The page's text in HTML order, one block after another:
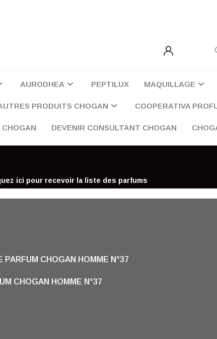
AURODHEA PEPTILUX MAQUILLAGE
PRODUITS CHOGAN COOPERATIVA
DEVENIR CONSULTANT CHOGAN
ici pour recevoir la liste des parfums
PARFUM CHOGAN HOMME N°37
CHOGAN HOMME N°37